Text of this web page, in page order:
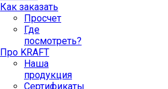
Как заказать
Просчет
Где
посмотреть?
Про KRAFT
Наша
продукция
Сертификаты